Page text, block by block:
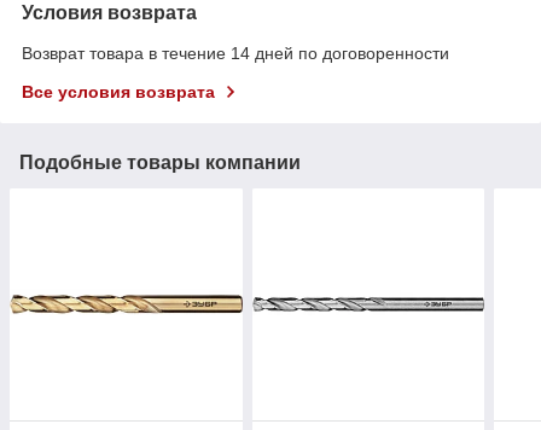
Условия возврата
Возврат товара в течение 14 дней по договоренности
Все условия возврата
Подобные товары компании